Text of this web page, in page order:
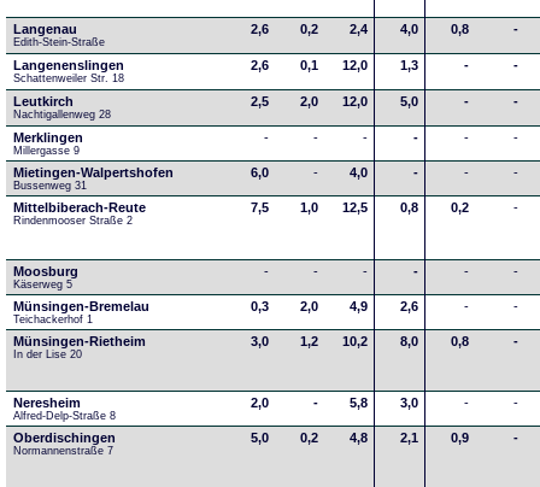
Langenau
Edith-Stein-Straße
2,6 0,2 2,4 4,0 0,8 -
Langenenslingen
Schattenweiler Str. 18
2,6 0,1 12,0 1,3 - -
Leutkirch
Nachtigallenweg 28
2,5 2,0 12,0 5,0 - -
Merklingen
Millergasse 9
- - - - - -
Mietingen-Walpertshofen
Bussenweg 31
6,0 - 4,0 - - -
Mittelbiberach-Reute
Rindenmooser Straße 2
7,5 1,0 12,5 0,8 0,2 -
Moosburg
Käserweg 5
- - - - - -
Münsingen-Bremelau
Teichackerhof 1
0,3 2,0 4,9 2,6 - -
Münsingen-Rietheim
In der Lise 20
3,0 1,2 10,2 8,0 0,8 -
Neresheim
Alfred-Delp-Straße 8
2,0 - 5,8 3,0 - -
Oberdischingen
Normannenstraße 7
5,0 0,2 4,8 2,1 0,9 -